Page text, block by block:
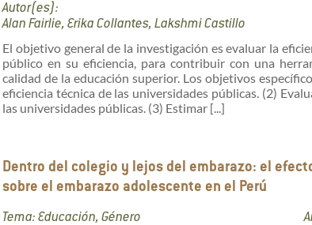
Autor(es):
Alan Fairlie, Erika Collantes, Lakshmi Castillo
El objetivo general de la investigación es evaluar la
público en su eficiencia, para contribuir con una
calidad de la educación superior. Los objetivos
eficiencia técnica de las universidades públicas. (2)
las universidades públicas. (3) Estimar [...]
Dentro del colegio y lejos del embarazo: el
sobre el embarazo adolescente en el Perú
Tema: Educación, Género